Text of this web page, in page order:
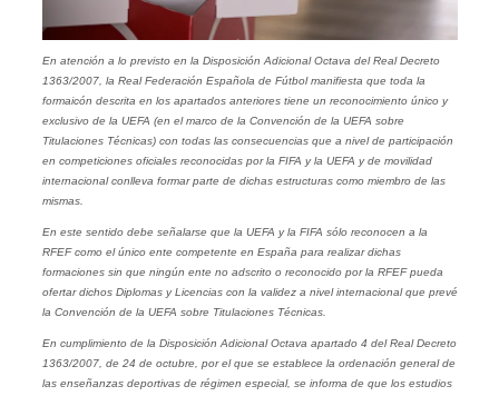
En atención a lo previsto en la Disposición Adicional Octava del Real Decreto
1363/2007, la Real Federación Española de Fútbol manifiesta que toda la
formaicón descrita en los apartados anteriores tiene un reconocimiento único y
exclusivo de la UEFA (en el marco de la Convención de la UEFA sobre
Titulaciones Técnicas) con todas las consecuencias que a nivel de participación
en competiciones oficiales reconocidas por la FIFA y la UEFA y de movilidad
internacional conlleva formar parte de dichas estructuras como miembro de las
mismas.
En este sentido debe señalarse que la UEFA y la FIFA sólo reconocen a la
RFEF como el único ente competente en España para realizar dichas
formaciones sin que ningún ente no adscrito o reconocido por la RFEF pueda
ofertar dichos Diplomas y Licencias con la validez a nivel internacional que prevé
la Convención de la UEFA sobre Titulaciones Técnicas.
En cumplimiento de la Disposición Adicional Octava apartado 4 del Real Decreto
1363/2007, de 24 de octubre, por el que se establece la ordenación general de
las enseñanzas deportivas de régimen especial, se informa de que los estudios